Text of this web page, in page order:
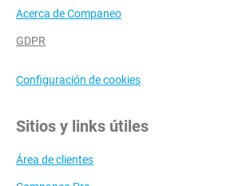
Acerca de Companeo
GDPR
Configuración de cookies
Sitios y links útiles
Área de clientes